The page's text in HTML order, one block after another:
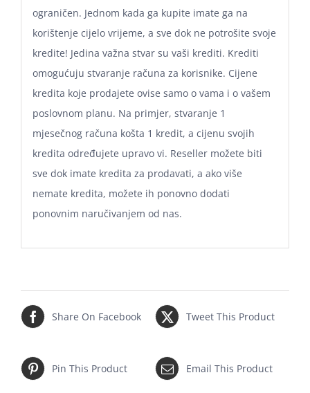
ograničen. Jednom kada ga kupite imate ga na
korištenje cijelo vrijeme, a sve dok ne potrošite svoje
kredite! Jedina važna stvar su vaši krediti. Krediti
omogućuju stvaranje računa za korisnike. Cijene
kredita koje prodajete ovise samo o vama i o vašem
poslovnom planu. Na primjer, stvaranje 1
mjesečnog računa košta 1 kredit, a cijenu svojih
kredita određujete upravo vi. Reseller možete biti
sve dok imate kredita za prodavati, a ako više
nemate kredita, možete ih ponovno dodati
ponovnim naručivanjem od nas.
Share On Facebook Tweet This Product
Pin This Product Email This Product